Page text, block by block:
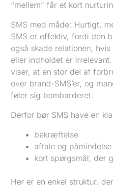
“mellem” får et kort
SMS med måde: Hurtigt,
SMS er effektiv, fordi den
også skade relationen,
eller indholdet er
viser, at en stor del af
over brand-SMS’er, og
føler sig bombarderet.
Derfor bør SMS have en
bekræftelse
aftale og påmindelse
kort spørgsmål, der
Her er en enkel struktur,